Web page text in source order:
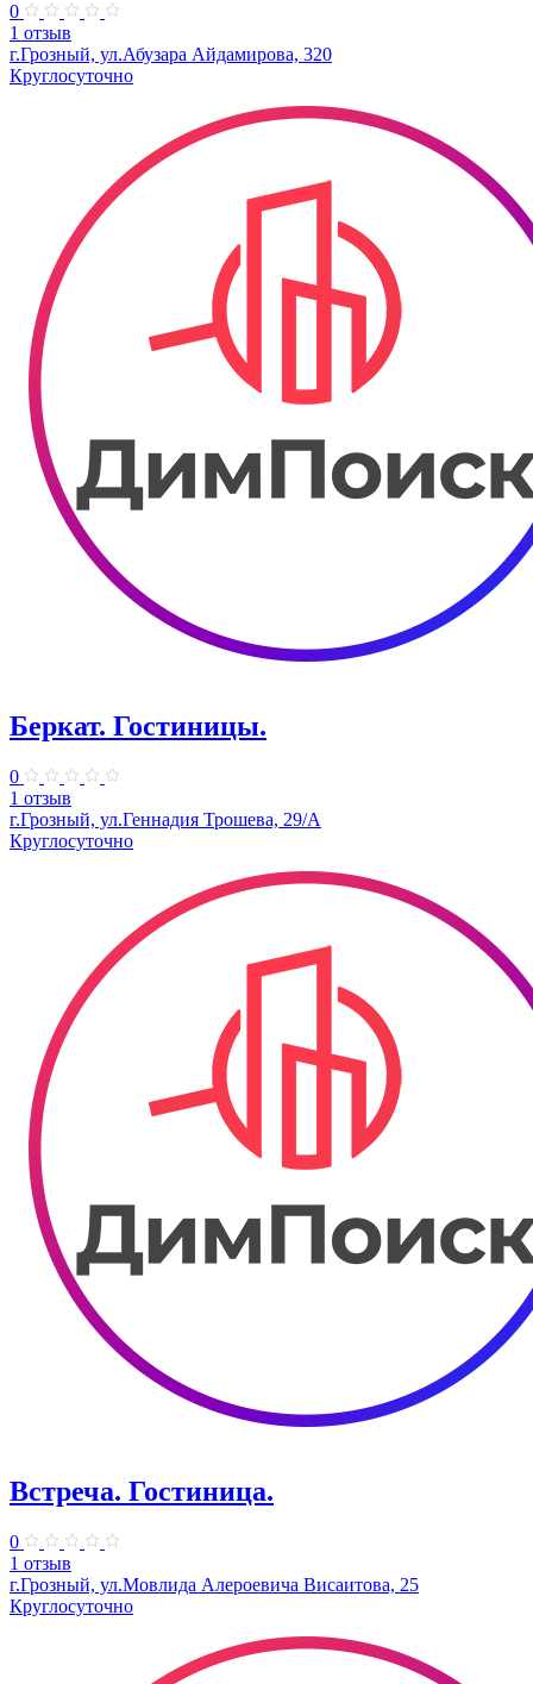
0
1 отзыв
г.Грозный, ул.Абузара Айдамирова, 320
Круглосуточно
Беркат. Гостиницы.
0
1 отзыв
г.Грозный, ул.Геннадия Трошева, 29/А
Круглосуточно
Встреча. Гостиница.
0
1 отзыв
г.Грозный, ул.Мовлида Алероевича Висаитова, 25
Круглосуточно